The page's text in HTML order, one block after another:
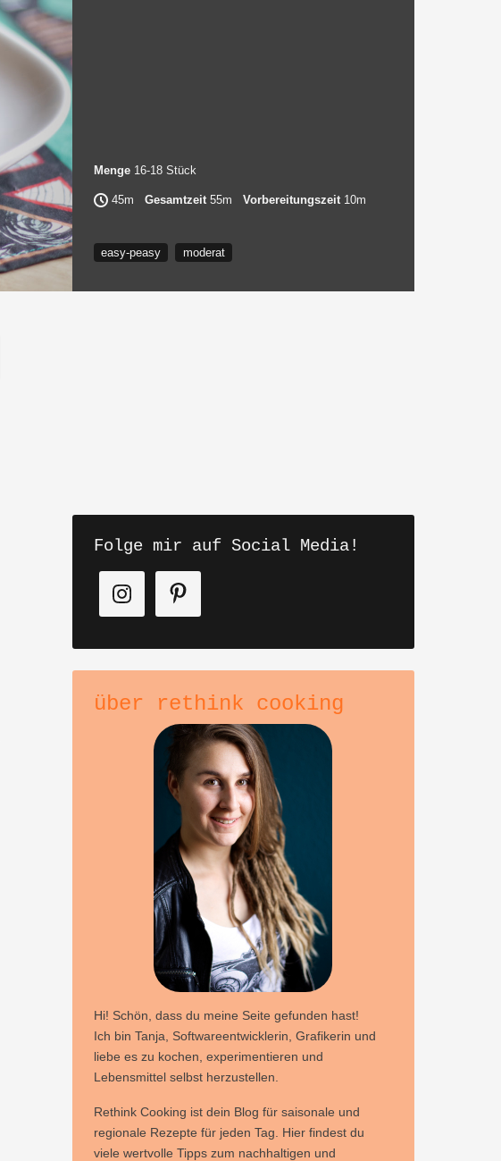
Menge16-18 Stück
45m Gesamtzeit55m Vorbereitungszeit10m
easy-peasy moderat
Folge mir auf Social Media!
über rethink cooking
Hi! Schön, dass du meine Seite gefunden hast!
Ich bin Tanja, Softwareentwicklerin, Grafikerin und
liebe es zu kochen, experimentieren und
Lebensmittel selbst herzustellen.
Rethink Cooking ist dein Blog für saisonale und
regionale Rezepte für jeden Tag. Hier findest du
viele wertvolle Tipps zum nachhaltigen und